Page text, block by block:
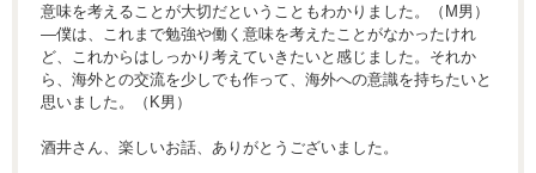
意味を考えることが大切だということもわかりました。（M男）
―僕は、これまで勉強や働く意味を考えたことがなかったけれ
ど、これからはしっかり考えていきたいと感じました。それか
ら、海外との交流を少しでも作って、海外への意識を持ちたいと
思いました。（K男）
酒井さん、楽しいお話、ありがとうございました。